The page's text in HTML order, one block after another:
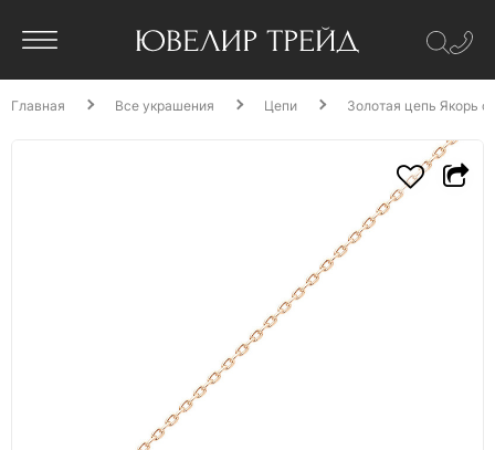
Главная Все украшения Цепи Золотая цепь Якорь с